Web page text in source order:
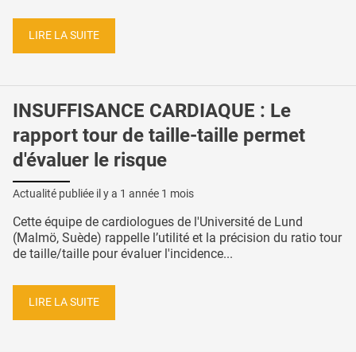
LIRE LA SUITE
INSUFFISANCE CARDIAQUE : Le
rapport tour de taille-taille permet
d'évaluer le risque
Actualité publiée il y a 1 année 1 mois
Cette équipe de cardiologues de l'Université de Lund
(Malmö, Suède) rappelle l’utilité et la précision du ratio tour
de taille/taille pour évaluer l'incidence...
LIRE LA SUITE